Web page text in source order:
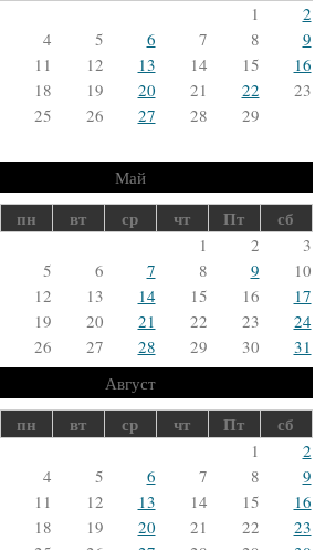
1
2
4 5 6 7 8
9
11 12 13 14 15
16
18 19 20 21 22
23
25 26 27 28 29
Май
пн вт ср чт Пт сб
1 2
3
5 6 7 8 9
10
12 13 14 15 16
17
19 20 21 22 23
24
26 27 28 29 30 31
Август
пн вт ср чт Пт сб
1
2
4 5 6 7 8
9
11 12 13 14 15
16
18 19 20 21 22
23